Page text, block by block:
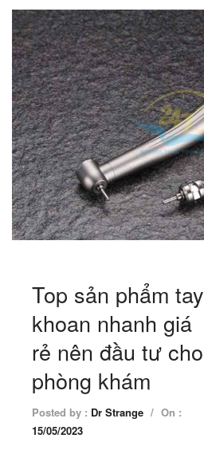
Top sản phẩm tay
khoan nhanh giá
rẻ nên đầu tư cho
phòng khám
Posted by : Dr Strange / On :
15/05/2023